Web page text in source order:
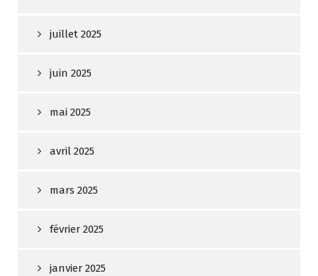
juillet 2025
juin 2025
mai 2025
avril 2025
mars 2025
février 2025
janvier 2025